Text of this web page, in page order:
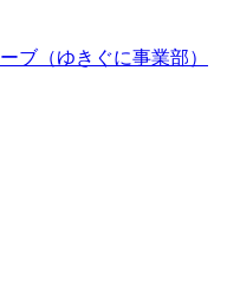
ブ（ゆきぐに事業部）